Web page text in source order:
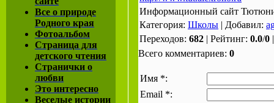
Все о природе
Родного края
Фотоальбом
Страница для
детского чтения
Странички о
любви
Это интересно
Веселые истории
Информационный сайт
Категория: Школы | Добавил:
Переходов: 682 | Рейтинг: 0.0/0
Всего комментариев: 0
Имя *:
Email *: